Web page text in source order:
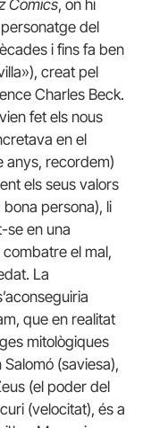
Comics, on hi
del
i fins fa ben
creat pel
Charles Beck.
fet els nous
en el
anys, recordem)
els seus valors
persona), li
se en una
el mal,
La
que en realitat
mitològiques
(saviesa),
(el poder del
(velocitat), és a